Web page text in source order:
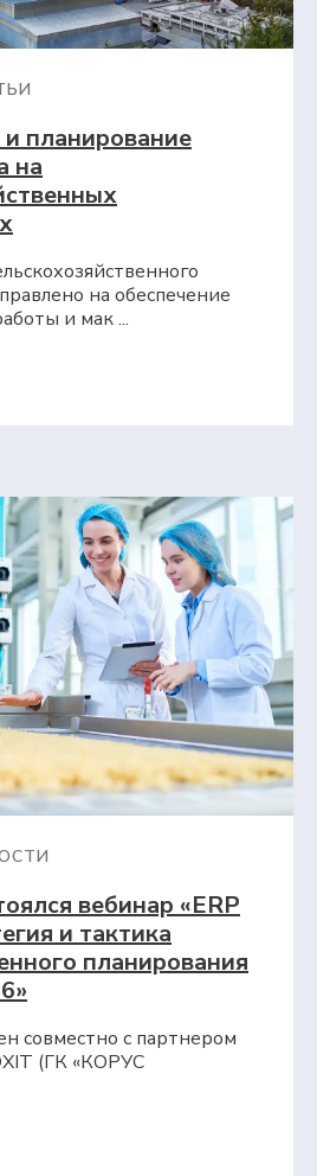
планирование
на
на обеспечение
и мак ...
вебинар «ERP
и тактика
планирования
совместно с партнером
(ГК «КОРУС